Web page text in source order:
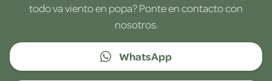
todo va viento en popa? Ponte en contacto con
nosotros.
WhatsApp